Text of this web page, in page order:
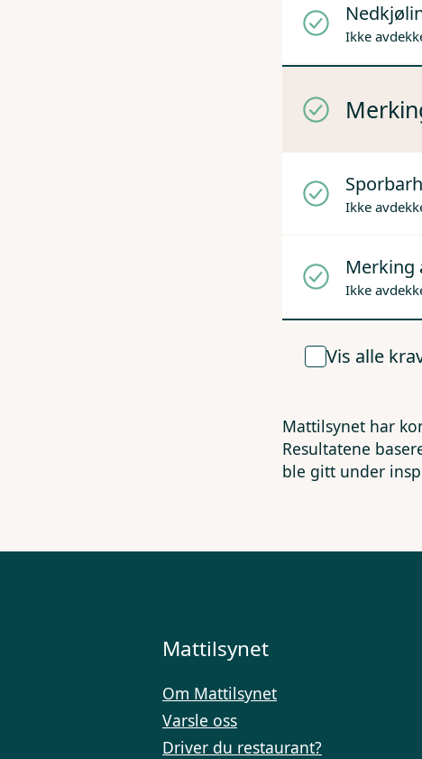
Ikke
Ikke
Merking
Ikke
Vis alle
Mattilsynet har
Resultatene
ble gitt under
Mattilsynet
Om Mattilsynet
Varsle oss
Driver du restaurant?